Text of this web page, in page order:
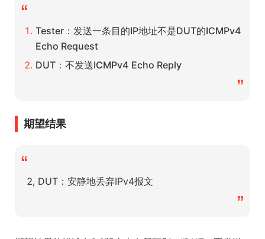
“
Tester：发送一条目的IP地址不是DUT的ICMPv4
Echo Request
DUT：不发送ICMPv4 Echo Reply
”
期望结果
“
2, DUT：安静地丢弃IPv4报文
”